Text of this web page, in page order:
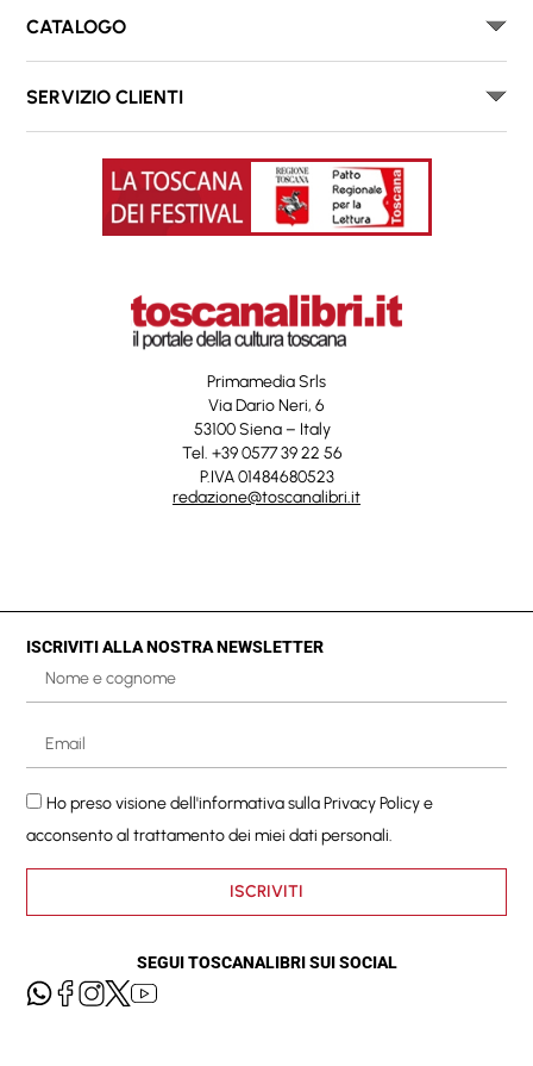
CATALOGO
SERVIZIO CLIENTI
Primamedia Srls
Via Dario Neri, 6
53100 Siena – Italy
Tel. +39 0577 39 22 56
P.IVA 01484680523
redazione@toscanalibri.it
ISCRIVITI ALLA NOSTRA NEWSLETTER
Ho preso visione dell'informativa sullaPrivacy Policye
acconsento al trattamento dei miei dati personali.
ISCRIVITI
SEGUI TOSCANALIBRI SUI SOCIAL